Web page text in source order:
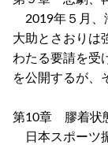
2019年５月、
大助とさおりは
わたる要請を受
を公開するが、
第10章 膠着状
日本スポーツ